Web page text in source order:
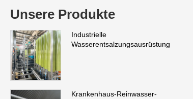
Unsere Produkte
Industrielle
Wasserentsalzungsausrüstung
Krankenhaus-Reinwasser-